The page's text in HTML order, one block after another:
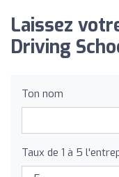
Laissez
Driving
Ton nom
Taux de 1 à 5